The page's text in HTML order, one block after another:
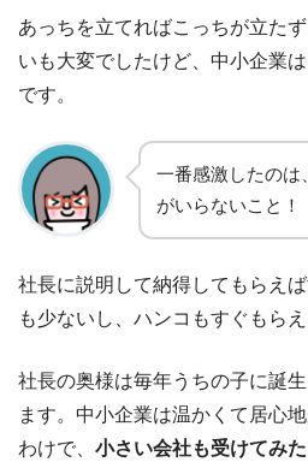
あっちを立てればこっちが立た
いも大変でしたけど、中小企業
です。
一番感激したのは
がいらないこと！
社長に説明して納得してもらえ
も少ないし、ハンコもすぐもら
社長の奥様は毎年うちの子に誕
ます。中小企業は温かくて居心
わけで、 小さい会社も受けてみ